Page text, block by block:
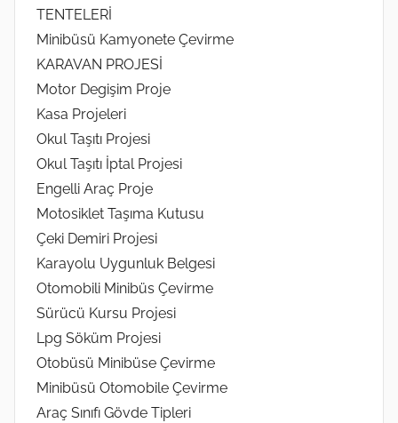
TENTELERİ
Minibüsü Kamyonete Çevirme
KARAVAN PROJESİ
Motor Degişim Proje
Kasa Projeleri
Okul Taşıtı Projesi
Okul Taşıtı İptal Projesi
Engelli Araç Proje
Motosiklet Taşıma Kutusu
Çeki Demiri Projesi
Karayolu Uygunluk Belgesi
Otomobili Minibüs Çevirme
Sürücü Kursu Projesi
Lpg Söküm Projesi
Otobüsü Minibüse Çevirme
Minibüsü Otomobile Çevirme
Araç Sınıfı Gövde Tipleri